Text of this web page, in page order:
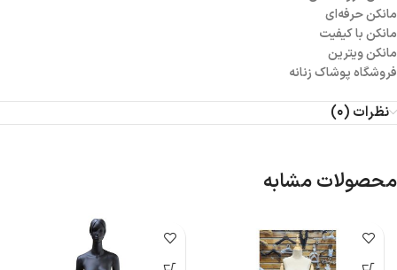
مانکن حرفه‌ای
مانکن با کیفیت
مانکن ویترین
فروشگاه پوشاک زنانه
نظرات (0)
محصولات مشابه